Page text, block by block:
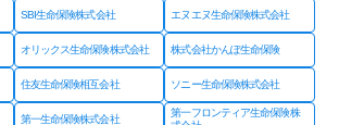
SBI生命保険株式会社 エヌエヌ生命保険株式会社
オリックス生命保険株式会社 株式会社かんぽ生命保険
住友生命保険相互会社 ソニー生命保険株式会社
第一生命保険株式会社
第一フロンティア生命保険株